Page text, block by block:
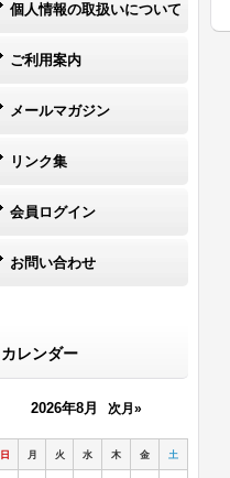
個人情報の取扱いについて
ご利用案内
メールマガジン
リンク集
会員ログイン
お問い合わせ
カレンダー
2026年8月 次月»
日 月 火 水 木 金 土